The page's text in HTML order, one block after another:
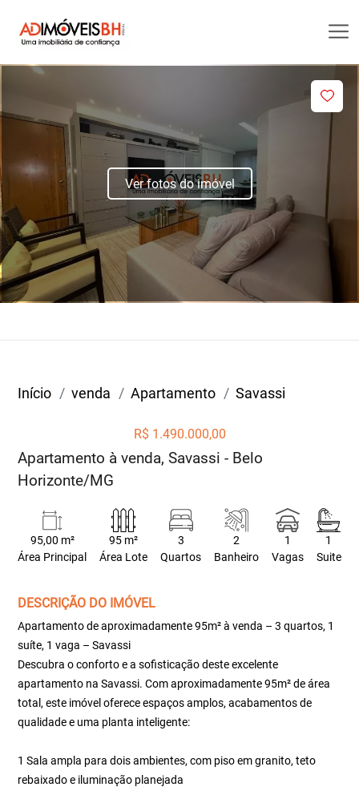
Ver fotos do imóvel
Início venda Apartamento Savassi
R$ 1.490.000,00
Apartamento à venda, Savassi - Belo
Horizonte/MG
95,00 m²
Área Principal
95 m²
Área Lote
3
Quartos
2
Banheiro
1
Vagas
1
Suite
DESCRIÇÃO DO IMÓVEL
Apartamento de aproximadamente 95m² à venda – 3 quartos, 1
suíte, 1 vaga – Savassi
Descubra o conforto e a sofisticação deste excelente
apartamento na Savassi. Com aproximadamente 95m² de área
total, este imóvel oferece espaços amplos, acabamentos de
qualidade e uma planta inteligente:
1 Sala ampla para dois ambientes, com piso em granito, teto
rebaixado e iluminação planejada